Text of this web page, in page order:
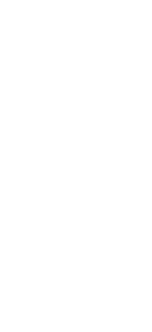
御機器販売店・
ようお願いしま
にご登録され
社の共同利用者
」に記載されて
下、フタル酸ジブチ
はありません。
品に未対応品が
年1月12日よ
ない年数を意
可)を取得する
これらの製造装
、取り引きをい